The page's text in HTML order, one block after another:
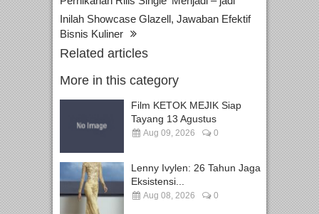
Inilah Showcase Glazell, Jawaban Efektif
Bisnis Kuliner
Related articles
More in this category
Film KETOK MEJIK Siap
Tayang 13 Agustus
Aug 09, 2026 0
Lenny Ivylen: 26 Tahun Jaga
Eksistensi...
Aug 08, 2026 0